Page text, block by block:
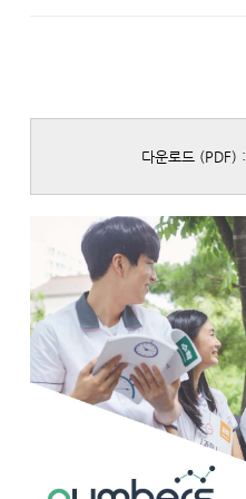
다운로드 (PDF) :